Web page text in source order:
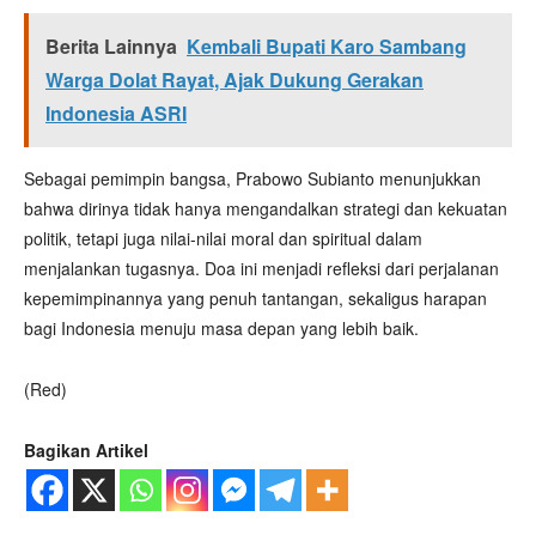
Berita Lainnya Kembali Bupati Karo Sambang
Warga Dolat Rayat, Ajak Dukung Gerakan
Indonesia ASRI
Sebagai pemimpin bangsa, Prabowo Subianto menunjukkan
bahwa dirinya tidak hanya mengandalkan strategi dan kekuatan
politik, tetapi juga nilai-nilai moral dan spiritual dalam
menjalankan tugasnya. Doa ini menjadi refleksi dari perjalanan
kepemimpinannya yang penuh tantangan, sekaligus harapan
bagi Indonesia menuju masa depan yang lebih baik.
(Red)
Bagikan Artikel